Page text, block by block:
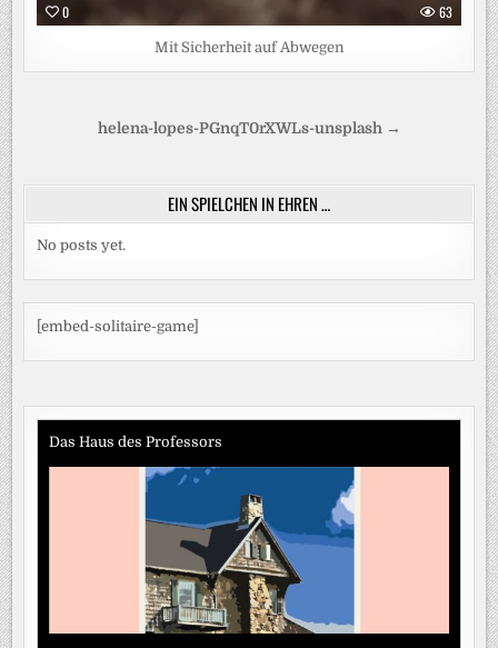
0 63
Mit Sicherheit auf Abwegen
Beitragsnavigation
helena-lopes-PGnqT0rXWLs-unsplash →
EIN SPIELCHEN IN EHREN …
No posts yet.
[embed-solitaire-game]
Das Haus des Professors